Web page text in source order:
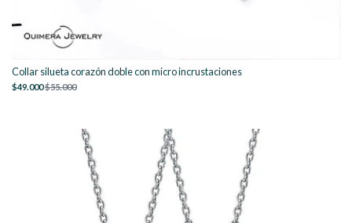
Collar silueta corazón doble con micro incrustaciones
$49.000$55.000